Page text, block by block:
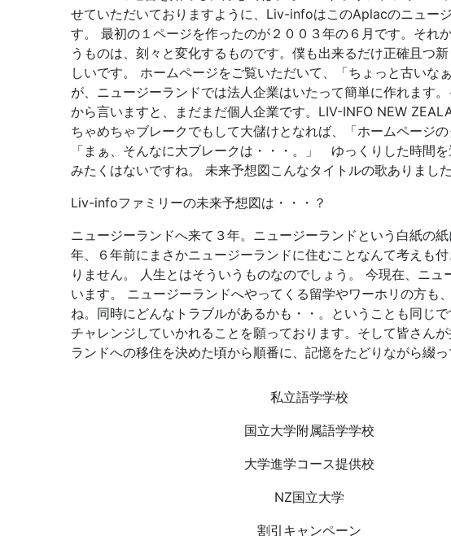
せていただいておりますように、Liv-infoはこのAplacのニュー
す。 最初の１ページを作ったのが２００３年の６月です。それ
うものは、刻々と変化するものです。僕も出来るだけ正確且つ
しいです。 ホームページをご覧いただいて、「ちょっと古い
が、ニュージーランドでは法人企業はいたって簡単に作れます
から言いますと、まだまだ個人企業です。LIV-INFO NEW
ちゃめちゃブレークでもして大儲けとなれば、「ホームページ
「まぁ、そんなに大ブレークは・・・。」 ゆっくりした時間
みたくはないですね。 未来予想図こんなタイトルの歌ありました
Liv-infoファミリーの未来予想図は・・・？
ニュージーランドへ来て３年。ニュージーランドという白紙の
年、６年前にまさかニュージーランドに住むことなんて考えも
りません。 人生とはそういうものなのでしょう。 今現在、ニ
います。 ニュージーランドへやってくる留学やワーホリの方
ね。同時にどんなトラブルがあるかも・・。ということも同じ
チャレンジしていかれることを願っております。そして皆さん
ランドへの移住を決めた頃から順番に、記憶をたどりながら綴っ
私立語学学校
国立大学附属語学学校
大学進学コース提供校
NZ国立大学
割引キャンペーン